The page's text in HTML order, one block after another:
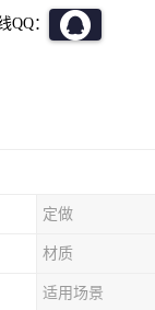
QQ：
定做
材质
适用场景